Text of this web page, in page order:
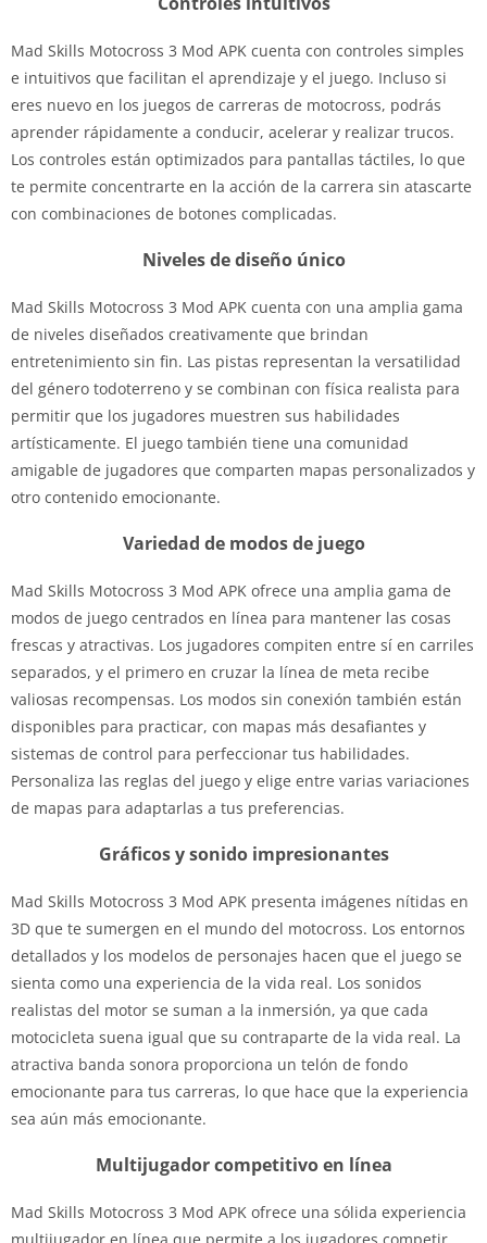
Mad Skills Motocross 3 Mod APK cuenta con controles simples
e intuitivos que facilitan el aprendizaje y el juego. Incluso si
eres nuevo en los juegos de carreras de motocross, podrás
aprender rápidamente a conducir, acelerar y realizar trucos.
Los controles están optimizados para pantallas táctiles, lo que
te permite concentrarte en la acción de la carrera sin atascarte
con combinaciones de botones complicadas.
Niveles de diseño único
Mad Skills Motocross 3 Mod APK cuenta con una amplia gama
de niveles diseñados creativamente que brindan
entretenimiento sin fin. Las pistas representan la versatilidad
del género todoterreno y se combinan con física realista para
permitir que los jugadores muestren sus habilidades
artísticamente. El juego también tiene una comunidad
amigable de jugadores que comparten mapas personalizados y
otro contenido emocionante.
Variedad de modos de juego
Mad Skills Motocross 3 Mod APK ofrece una amplia gama de
modos de juego centrados en línea para mantener las cosas
frescas y atractivas. Los jugadores compiten entre sí en carriles
separados, y el primero en cruzar la línea de meta recibe
valiosas recompensas. Los modos sin conexión también están
disponibles para practicar, con mapas más desafiantes y
sistemas de control para perfeccionar tus habilidades.
Personaliza las reglas del juego y elige entre varias variaciones
de mapas para adaptarlas a tus preferencias.
Gráficos y sonido impresionantes
Mad Skills Motocross 3 Mod APK presenta imágenes nítidas en
3D que te sumergen en el mundo del motocross. Los entornos
detallados y los modelos de personajes hacen que el juego se
sienta como una experiencia de la vida real. Los sonidos
realistas del motor se suman a la inmersión, ya que cada
motocicleta suena igual que su contraparte de la vida real. La
atractiva banda sonora proporciona un telón de fondo
emocionante para tus carreras, lo que hace que la experiencia
sea aún más emocionante.
Multijugador competitivo en línea
Mad Skills Motocross 3 Mod APK ofrece una sólida experiencia
multijugador en línea que permite a los jugadores competir